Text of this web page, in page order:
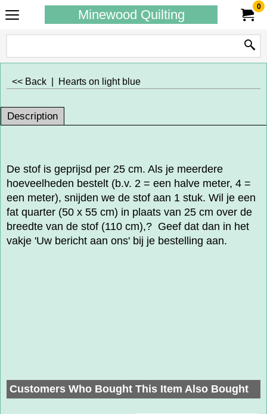
Minewood Quilting
0
<< Back Hearts on light blue
Description
De stof is geprijsd per 25 cm. Als je meerdere
hoeveelheden bestelt (b.v. 2 = een halve meter, 4 =
een meter), snijden we de stof aan 1 stuk. Wil je een
fat quarter (50 x 55 cm) in plaats van 25 cm over de
breedte van de stof (110 cm),? Geef dat dan in het
vakje 'Uw bericht aan ons' bij je bestelling aan.
Customers Who Bought This Item Also Bought